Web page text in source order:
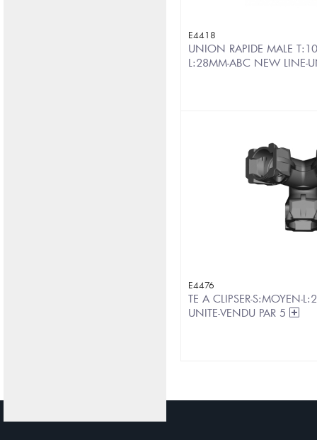
E4418
UNION RAPIDE MALE
L:28MM-ABC NEW LINE-
E4476
TE A CLIPSER-S:MOYEN-
UNITE-VENDU PAR 5